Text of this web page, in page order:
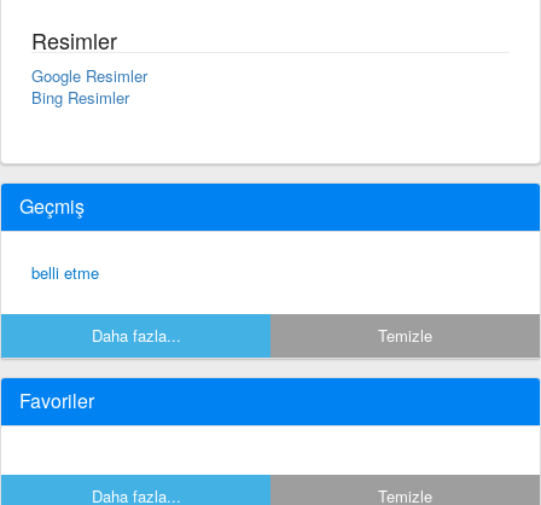
Resimler
Google Resimler
Bing Resimler
Geçmiş
belli etme
Daha fazla... Temizle
Favoriler
Daha fazla... Temizle